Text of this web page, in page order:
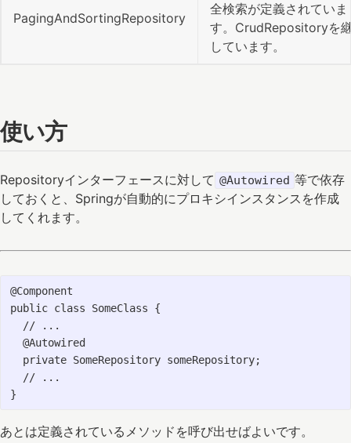
PagingAndSortingRepository
全検索が定義されていま
す。CrudRepositoryを
しています。
使い方
Repositoryインターフェースに対して @Autowired 等で依存
しておくと、Springが自動的にプロキシインスタンスを作成
してくれます。
@Component
public class SomeClass {
  // ...
  @Autowired
  private SomeRepository someRepository;
  // ...
あとは定義されているメソッドを呼び出せばよいです。